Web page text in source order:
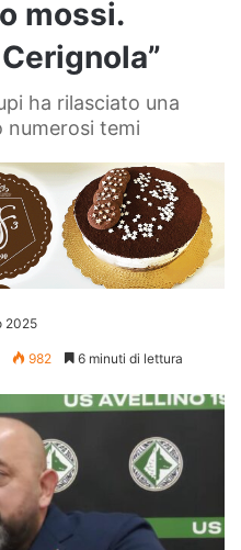
mossi.
ha rilasciato una
temi
2025
982 6 minuti di lettura